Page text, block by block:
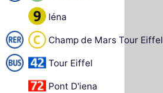
Iéna
Champ de Mars Tour Eiffel
Tour Eiffel
Pont D'iena